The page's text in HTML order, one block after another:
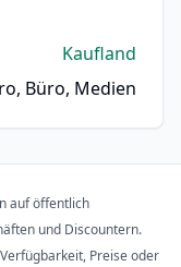
Kaufland
Büro, Medien
auf öffentlich
und Discountern.
Preise oder